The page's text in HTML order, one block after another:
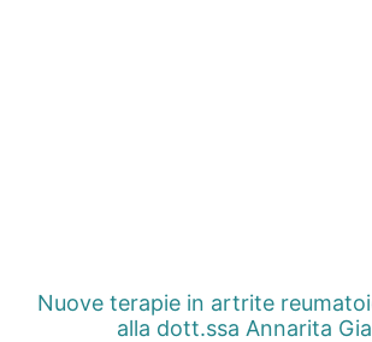
Nuove terapie in artrite
alla dott.ssa Annarita